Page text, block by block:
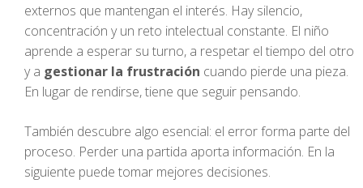
externos que mantengan el interés. Hay silencio,
concentración y un reto intelectual constante. El niño
aprende a esperar su turno, a respetar el tiempo del otro
y a gestionar la frustración cuando pierde una pieza.
En lugar de rendirse, tiene que seguir pensando.
También descubre algo esencial: el error forma parte del
proceso. Perder una partida aporta información. En la
siguiente puede tomar mejores decisiones.